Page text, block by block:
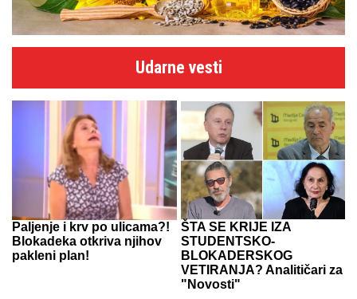
Udarne vesti
Paljenje i krv po ulicama?!
Blokadeka otkriva njihov
pakleni plan!
ŠTA SE KRIJE IZA
STUDENTSKO-
BLOKADERSKOG
VETIRANJA? Analitičari za
"Novosti"